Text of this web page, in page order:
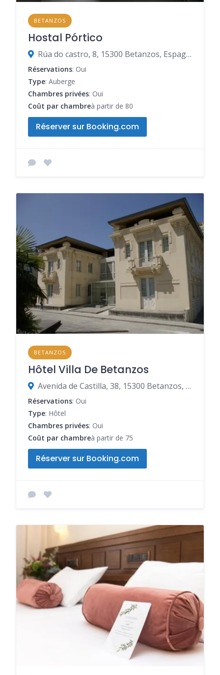
BETANZOS
Hostal Pórtico
Rúa do castro, 8, 15300 Betanzos, Espagne
Réservations: Oui
Type: Auberge
Chambres privées: Oui
Coût par chambreà partir de 80
Réserver sur Booking.com
BETANZOS
Hôtel Villa De Betanzos
Avenida de Castilla, 38, 15300 Betanzos, Espagne
Réservations: Oui
Type: Hôtel
Chambres privées: Oui
Coût par chambreà partir de 75
Réserver sur Booking.com